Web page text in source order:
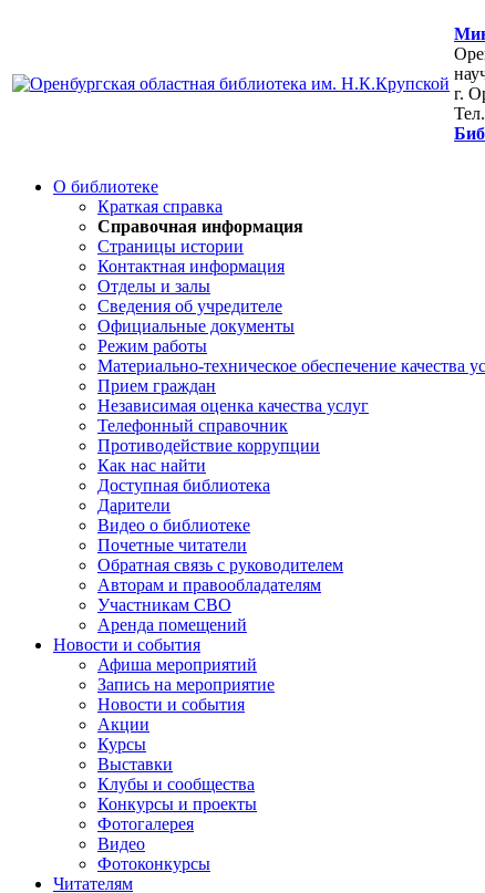
г.
О библиотеке
Краткая справка
Справочная информация
Страницы истории
Контактная информация
Отделы и залы
Сведения об учредителе
Официальные документы
Режим работы
Материально-техническое обеспечение качества
Прием граждан
Независимая оценка качества услуг
Телефонный справочник
Противодействие коррупции
Как нас найти
Доступная библиотека
Дарители
Видео о библиотеке
Почетные читатели
Обратная связь с руководителем
Авторам и правообладателям
Участникам СВО
Аренда помещений
Новости и события
Афиша мероприятий
Запись на мероприятие
Новости и события
Акции
Курсы
Выставки
Клубы и сообщества
Конкурсы и проекты
Фотогалерея
Видео
Фотоконкурсы
Читателям